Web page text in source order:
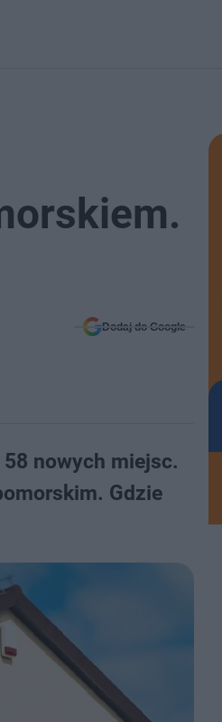
Dodaj do Google
nowych miejsc.
Gdzie